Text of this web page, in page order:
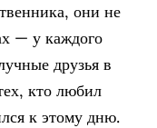
они не
— у каждого
друзья в
кто любил
к этому дню.